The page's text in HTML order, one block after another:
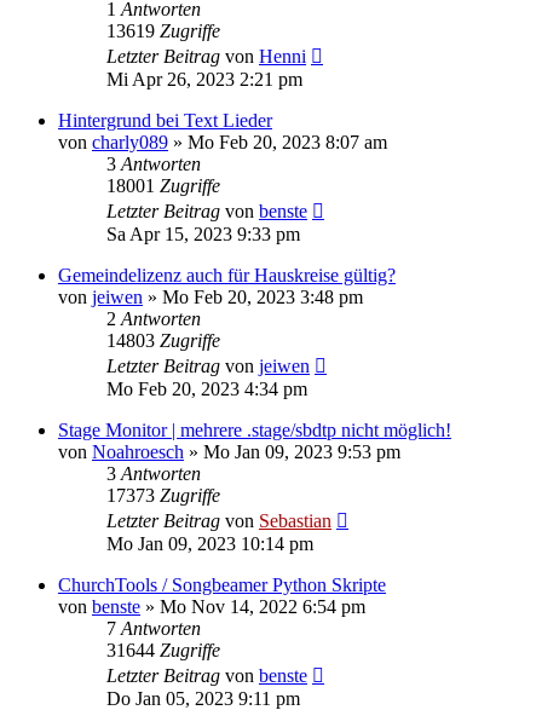
1 Antworten
13619 Zugriffe
Letzter Beitrag von Henni
Mi Apr 26, 2023 2:21 pm
Hintergrund bei Text Lieder
von charly089 » Mo Feb 20, 2023 8:07 am
3 Antworten
18001 Zugriffe
Letzter Beitrag von benste
Sa Apr 15, 2023 9:33 pm
Gemeindelizenz auch für Hauskreise gültig?
von jeiwen » Mo Feb 20, 2023 3:48 pm
2 Antworten
14803 Zugriffe
Letzter Beitrag von jeiwen
Mo Feb 20, 2023 4:34 pm
Stage Monitor | mehrere .stage/sbdtp nicht möglich!
von Noahroesch » Mo Jan 09, 2023 9:53 pm
3 Antworten
17373 Zugriffe
Letzter Beitrag von Sebastian
Mo Jan 09, 2023 10:14 pm
ChurchTools / Songbeamer Python Skripte
von benste » Mo Nov 14, 2022 6:54 pm
7 Antworten
31644 Zugriffe
Letzter Beitrag von benste
Do Jan 05, 2023 9:11 pm